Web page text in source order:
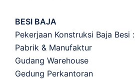
BESI BAJA
Pekerjaan Konstruksi Baja Besi :
Pabrik & Manufaktur
Gudang Warehouse
Gedung Perkantoran